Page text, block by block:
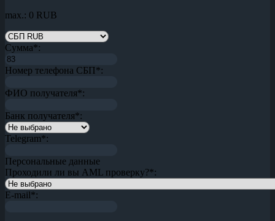
max.: 0 RUB
Сумма*:
Номер телефона СБП*:
ФИО получателя*:
Банк получателя*:
Telegram*:
Персональные данные
Проходили ли вы AML проверку?*:
E-mail*: